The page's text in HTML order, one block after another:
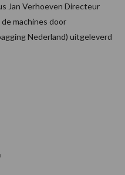
Jan Verhoeven Directeur
machines door
Nederland) uitgeleverd